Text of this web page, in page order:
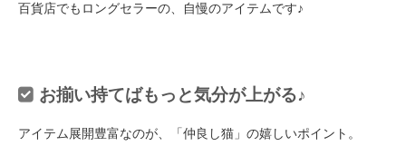
百貨店でもロングセラーの、自慢のアイテムです♪
お揃い持てばもっと気分が上がる♪
アイテム展開豊富なのが、「仲良し猫」の嬉しいポイント。